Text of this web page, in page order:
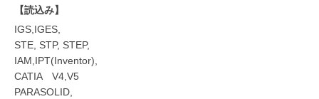
【読込み】
IGS,IGES,
STE, STP, STEP,
IAM,IPT(Inventor),
CATIA V4,V5
PARASOLID,